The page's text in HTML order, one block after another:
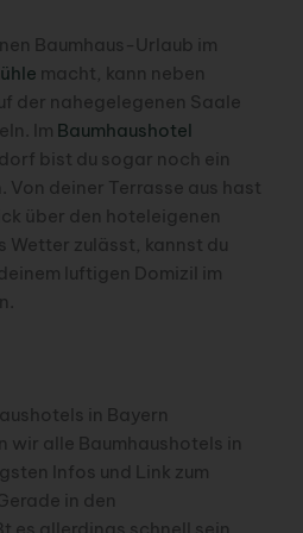
Baumhaus-Urlaub im
macht, kann neben
der nahegelegenen Saale
Im Baumhaushotel
bist du sogar noch ein
Von deiner Terrasse aus hast
über den hoteleigenen
Wetter zulässt, kannst du
luftigen Domizil im
in Bayern
wir alle Baumhaushotels in
Infos und Link zum
in den